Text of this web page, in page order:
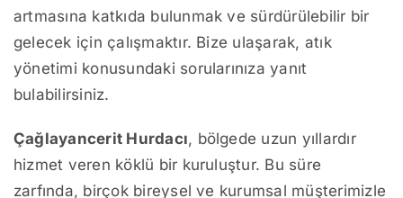
artmasına katkıda bulunmak ve sürdürülebilir bir
gelecek için çalışmaktır. Bize ulaşarak, atık
yönetimi konusundaki sorularınıza yanıt
bulabilirsiniz.
Çağlayancerit Hurdacı, bölgede uzun yıllardır
hizmet veren köklü bir kuruluştur. Bu süre
zarfında, birçok bireysel ve kurumsal müşterimizle